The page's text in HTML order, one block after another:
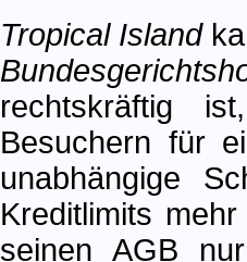
Tropical Island
rechtskräftig
Besuchern für
unabhängige
Kreditlimits
seinen AGB